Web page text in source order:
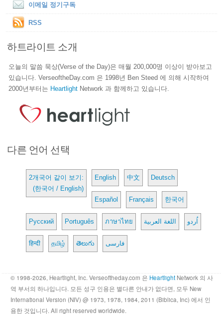
이메일 정기구독
RSS
하트라이트 소개
오늘의 말씀 묵상(Verse of the Day)은 매월 200,000명 이상이 받아보고
있습니다. VerseoftheDay.com 은 1998년 Ben Steed 에 의해 시작하여
2000년부터는 Heartlight Network 과 함께하고 있습니다.
다른 언어 선택
2개국어 같이 보기:
(한국어 / English)
English 中文 Deutsch
Español Français 한국어
Русский Português ภาษาไทย اللغة العربية اُردو
हिन्दी தமிழ் తెలుగు فارسی
© 1998-2026, Heartlight, Inc. Verseoftheday.com 은 Heartlight Network 의 사
역 부서의 하나입니다. 모든 성구 인용은 별다른 안내가 없다면, 모두 New
International Version (NIV) @ 1973, 1978, 1984, 2011 (Biblica, Inc) 에서 인
용한 것입니다. All right reserved worldwide.